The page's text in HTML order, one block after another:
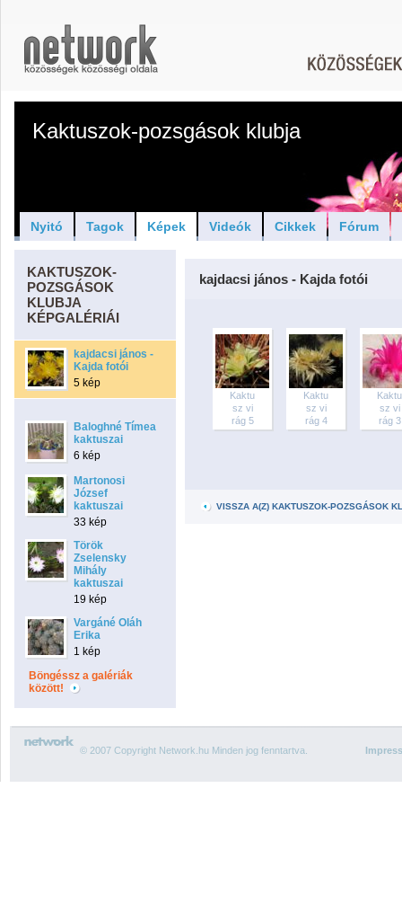
Kaktuszok-pozsgások klubja
Nyitó Tagok Képek Videók Cikkek Fórum
KAKTUSZOK-
POZSGÁSOK
KLUBJA
KÉPGALÉRIÁI
kajdacsi jános -
Kajda fotói
5 kép
Baloghné Tímea
kaktuszai
6 kép
Martonosi
József
kaktuszai
33 kép
Török
Zselensky
Mihály
kaktuszai
19 kép
Vargáné Oláh
Erika
1 kép
Böngéssz a galériák
között!
kajdacsi jános - Kajda fotói
Kaktu
sz vi
rág 5
Kaktu
sz vi
rág 4
Kaktu
sz vi
rág 3
VISSZA A(Z) KAKTUSZOK-POZSGÁSOK
© 2007 Copyright Network.hu Minden jog fenntartva.